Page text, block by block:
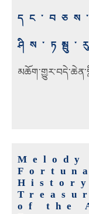
of the